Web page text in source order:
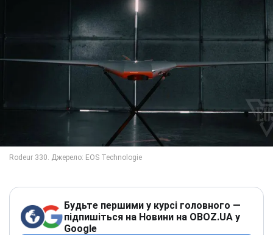
Будьте першими у курсі головного —
підпишіться на Новини на OBOZ.UA у
Google